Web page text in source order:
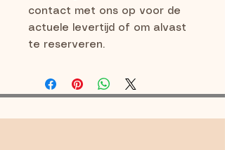
contact met ons op voor de
actuele levertijd of om alvast
te reserveren.